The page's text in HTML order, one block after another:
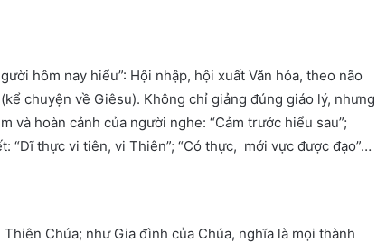
hôm nay hiểu”: Hội nhập, hội xuất Văn hóa, theo não
chuyện về Giêsu). Không chỉ giảng đúng giáo lý, nhưng
và hoàn cảnh của người nghe: “Cảm trước hiểu sau”;
thực vi tiên, vi Thiên”; “Có thực, mới vực được đạo”…
Chúa; như Gia đình của Chúa, nghĩa là mọi thành